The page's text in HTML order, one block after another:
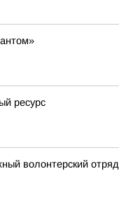
ресурс
волонтерский отряд